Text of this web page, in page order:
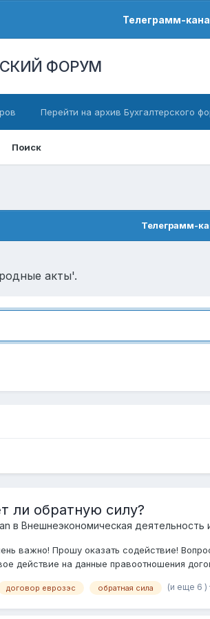
Телеграмм-
ФОРУМ
Поиск
Перейти на архив Бухгалтерского
Телеграмм-
акты'.
ли обратную силу?
в Внешнеэкономическая деятельность
важно! Прошу оказать содействие!
действие на данные правоотношения
договор еврозэс обратная сила (и еще 6 )